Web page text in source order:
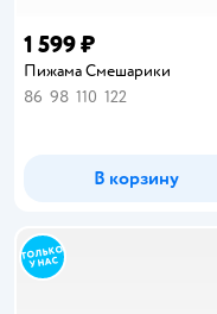
1 599 ₽
Пижама Смешарики
86 98 110 122
В корзину